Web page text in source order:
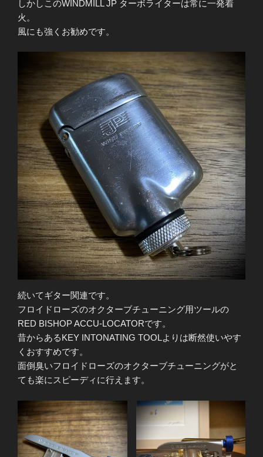
しかしこのWINDMILL JP ターボライターは常に一発着
火。
風にも強くお勧めです。
続いてギター関連です。
フロイドローズのオクターブチューニング用ツールの
RED BISHOP ACCU-LOCATORです。
昔からあるKEY INTONATING TOOLよりは断然使いやす
くおすすめです。
面倒臭いフロイドローズのオクターブチューニングがと
ても楽にスピーディに行えます。